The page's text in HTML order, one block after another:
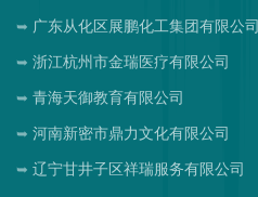
广东从化区展鹏化工集团有限公司
浙江杭州市金瑞医疗有限公司
青海天御教育有限公司
河南新密市鼎力文化有限公司
辽宁甘井子区祥瑞服务有限公司